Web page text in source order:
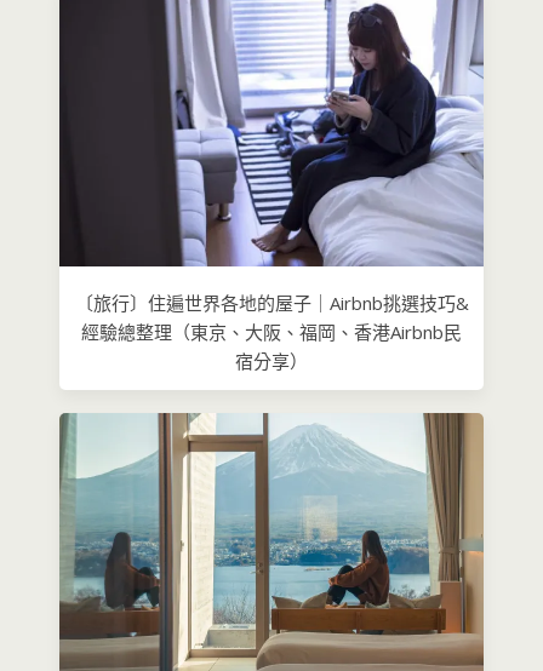
〔旅行〕住遍世界各地的屋子｜Airbnb挑選技巧&
經驗總整理（東京、大阪、福岡、香港Airbnb民
宿分享）